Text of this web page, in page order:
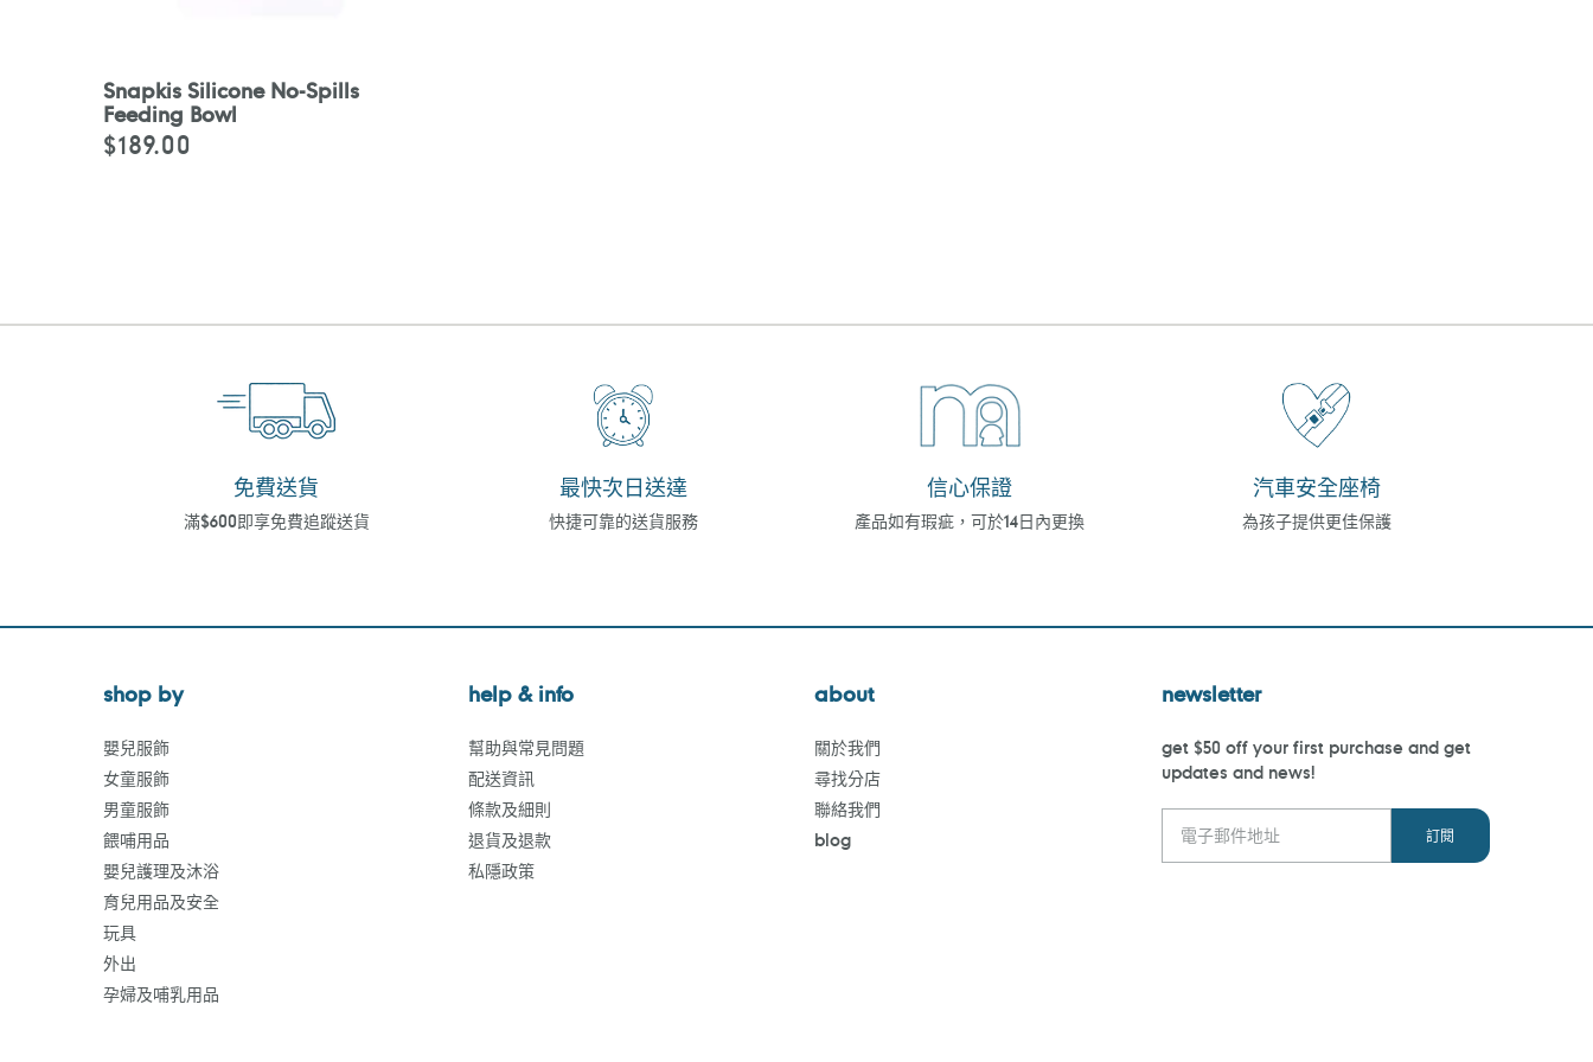
Snapkis Silicone No-Spills
Feeding Bowl
定
$189.00
免費送貨
滿$600即享免費追蹤送貨
最快次日送達
快捷可靠的送貨服務
信心保證
產品如有瑕疵，可於14日內更換
汽車安全座椅
為孩子提供更佳保護
shop by
嬰兒服飾
女童服飾
男童服飾
餵哺用品
嬰兒護理及沐浴
育兒用品及安全
玩具
外出
孕婦及哺乳用品
help & info
幫助與常見問題
配送資訊
條款及細則
退貨及退款
私隱政策
about
關於我們
尋找分店
聯絡我們
blog
newsletter
get $50 off your first purchase and get
updates and news!